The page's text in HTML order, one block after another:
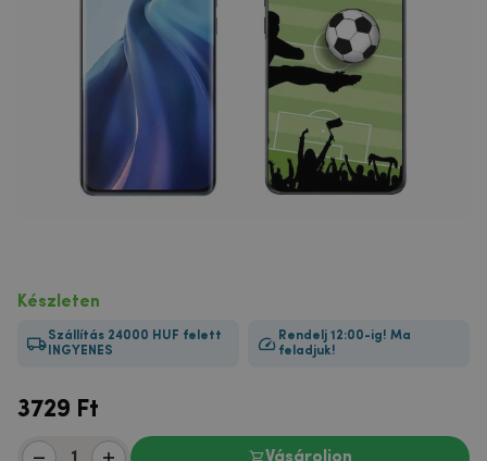
Készleten
Szállítás 24000 HUF felett
INGYENES
Rendelj 12:00-ig! Ma
feladjuk!
3729 Ft